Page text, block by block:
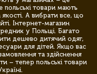
польські товари мають
якості. А вибрати все, що
Інтернет-магазин
у Польщі. Багато
дешево дитячий одяг,
для дітей. Якщо вас
та здійснення
– тепер польські товари